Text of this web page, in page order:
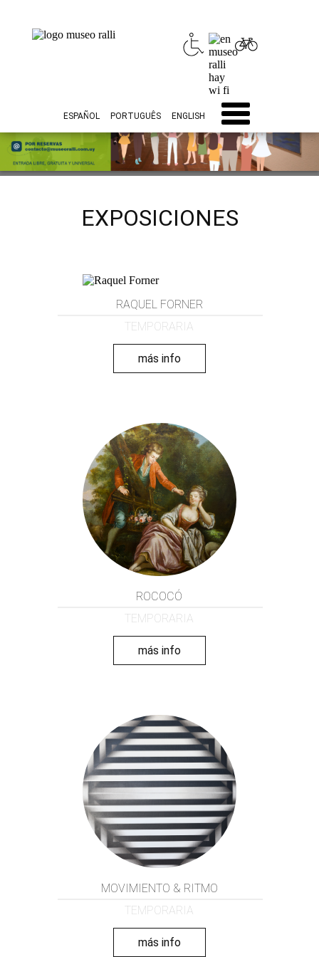
ENGLISH
PORTUGUÊS
ESPAÑOL
INICIO
HISTORIA
ACTIVIDADES
CONTACTO
EXPOSICIONES
RAQUEL FORNER
TEMPORARIA
más info
ROCOCÓ
TEMPORARIA
más info
MOVIMIENTO & RITMO
TEMPORARIA
más info